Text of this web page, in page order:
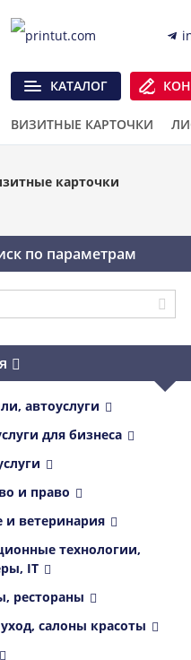
КАТАЛОГ
ВИЗИТНЫЕ КАРТОЧКИ
карточки
по параметрам
автоуслуги
для бизнеса
и право
ветеринария
технологии,
IT
рестораны
салоны красоты